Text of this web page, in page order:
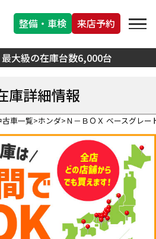
大級の在庫台数6,000台
整備・車検 来店予約
庫詳細情報
古車一覧 ホンダ Ｎ－ＢＯＸ ベースグレー